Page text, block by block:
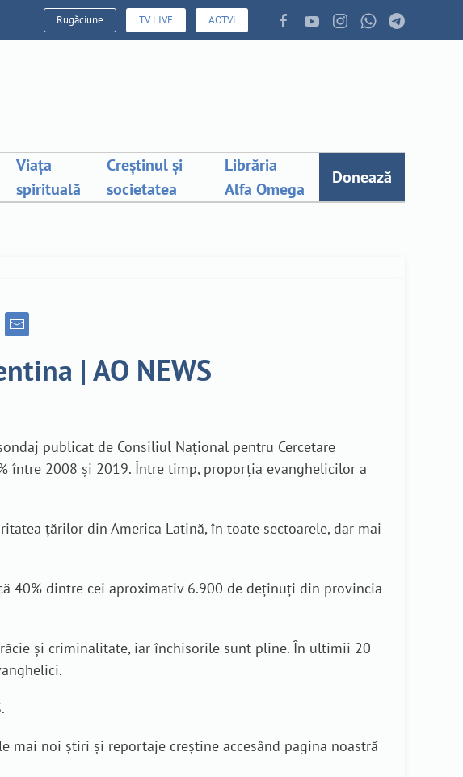
Rugăciune TV LIVE AOTVi
Viața
spirituală
Creștinul și
societatea
Librăria
Alfa Omega
Donează
| AO NEWS
publicat de Consiliul Național pentru Cercetare
între 2008 și 2019. Între timp, proporția evanghelicilor a
țărilor din America Latină, în toate sectoarele, dar mai
40% dintre cei aproximativ 6.900 de deținuți din provincia
și criminalitate, iar închisorile sunt pline. În ultimii 20
mai noi știri și reportaje creștine accesând pagina noastră